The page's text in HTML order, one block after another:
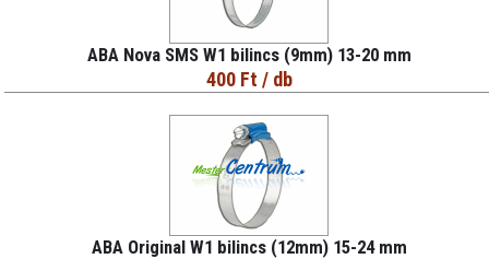
ABA Nova SMS W1 bilincs (9mm) 13-20 mm
400 Ft / db
ABA Original W1 bilincs (12mm) 15-24 mm